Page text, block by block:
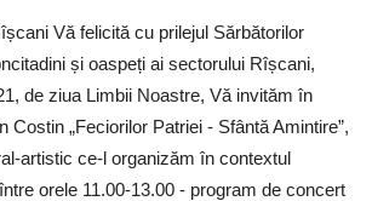
Vă felicită cu prilejul Sărbătorilor
și oaspeți ai sectorului Rîșcani,
de ziua Limbii Noastre, Vă invităm în
Costin „Feciorilor Patriei - Sfântă Amintire”,
artistic ce-l organizăm în contextul
orele 11.00-13.00 - program de concert